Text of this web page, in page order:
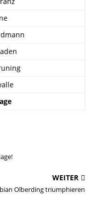
WEITER
Olberding triumphieren